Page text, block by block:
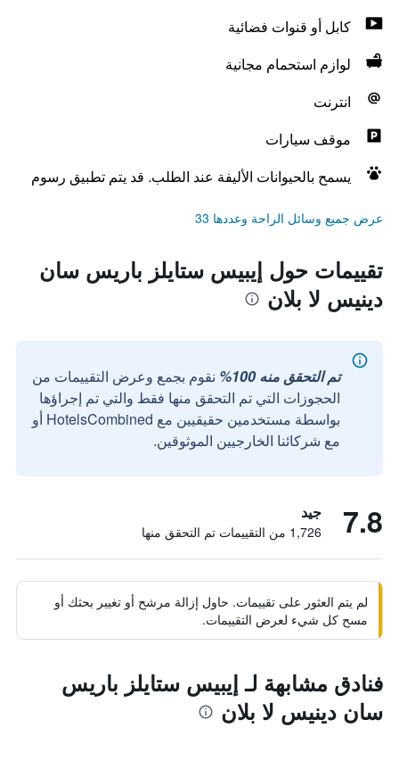
كابل أو قنوات فضائية
لوازم استحمام مجانية
انترنت
موقف سيارات
يسمح بالحيوانات الأليفة عند الطلب. قد يتم تطبيق رسوم
عرض جميع وسائل الراحة وعددها 33
تقييمات حول إيبيس ستايلز باريس سان
دينيس لا بلان
تم التحقق منه 100%
نقوم بجمع وعرض التقييمات من
الحجوزات التي تم التحقق منها فقط والتي تم إجراؤها
بواسطة مستخدمين حقيقيين مع HotelsCombined أو
مع شركائنا الخارجيين الموثوقين.
7.8 جيد
1,726 من التقييمات تم التحقق منها
لم يتم العثور على تقييمات. حاول إزالة مرشح أو تغيير بحثك أو
مسح كل شيء لعرض التقييمات.
فنادق مشابهة لـ إيبيس ستايلز باريس
سان دينيس لا بلان